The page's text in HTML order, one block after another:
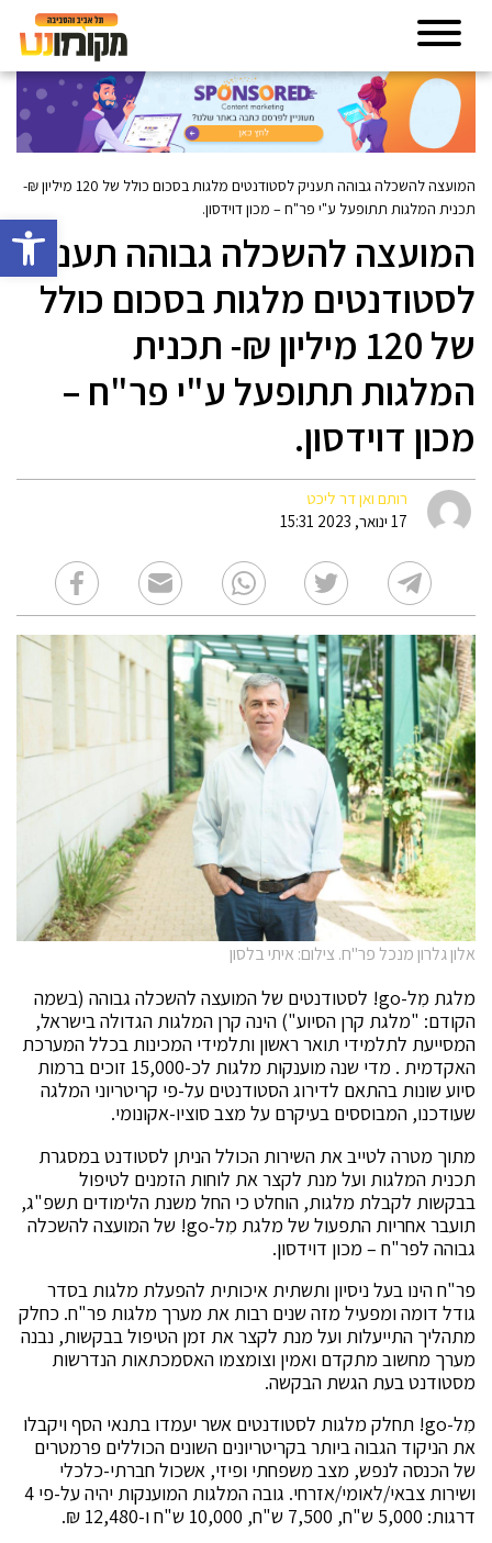
פתח
המועצה להשכלה גבוהה תעניק לסטודנטים מלגות בסכום כולל של 120 מיליון ₪-
תכנית המלגות תתופעל ע"י פר"ח – מכון דוידסון.
המועצה להשכלה גבוהה תעניק
לסטודנטים מלגות בסכום כולל
של 120 מיליון ₪- תכנית
המלגות תתופעל ע"י פר"ח –
מכון דוידסון.
רותם ואן דר ליכט
17 ינואר, 2023 15:31
אלון גלרון מנכל פר"ח. צילום: איתי בלסון
מלגת מִל-go! לסטודנטים של המועצה להשכלה גבוהה (בשמה
הקודם: "מלגת קרן הסיוע") הינה קרן המלגות הגדולה בישראל,
המסייעת לתלמידי תואר ראשון ותלמידי המכינות בכלל המערכת
האקדמית . מדי שנה מוענקות מלגות לכ-15,000 זוכים ברמות
סיוע שונות בהתאם לדירוג הסטודנטים על-פי קריטריוני המלגה
שעודכנו, המבוססים בעיקרם על מצב סוציו-אקונומי.
מתוך מטרה לטייב את השירות הכולל הניתן לסטודנט במסגרת
תכנית המלגות ועל מנת לקצר את לוחות הזמנים לטיפול
בבקשות לקבלת מלגות, הוחלט כי החל משנת הלימודים תשפ"ג,
תועבר אחריות התפעול של מלגת מִל-go! של המועצה להשכלה
גבוהה לפר"ח – מכון דוידסון.
פר"ח הינו בעל ניסיון ותשתית איכותית להפעלת מלגות בסדר
גודל דומה ומפעיל מזה שנים רבות את מערך מלגות פר"ח. כחלק
מתהליך התייעלות ועל מנת לקצר את זמן הטיפול בבקשות, נבנה
מערך מחשוב מתקדם ואמין וצומצמו האסמכתאות הנדרשות
מסטודנט בעת הגשת הבקשה.
מִל-go! תחלק מלגות לסטודנטים אשר יעמדו בתנאי הסף ויקבלו
את הניקוד הגבוה ביותר בקריטריונים השונים הכוללים פרמטרים
של הכנסה לנפש, מצב משפחתי ופיזי, אשכול חברתי-כלכלי
ושירות צבאי/לאומי/אזרחי. גובה המלגות המוענקות יהיה על-פי 4
דרגות: 5,000 ש"ח, 7,500 ש"ח, 10,000 ש"ח ו-12,480 ₪.